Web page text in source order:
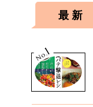
最 新
No.
1